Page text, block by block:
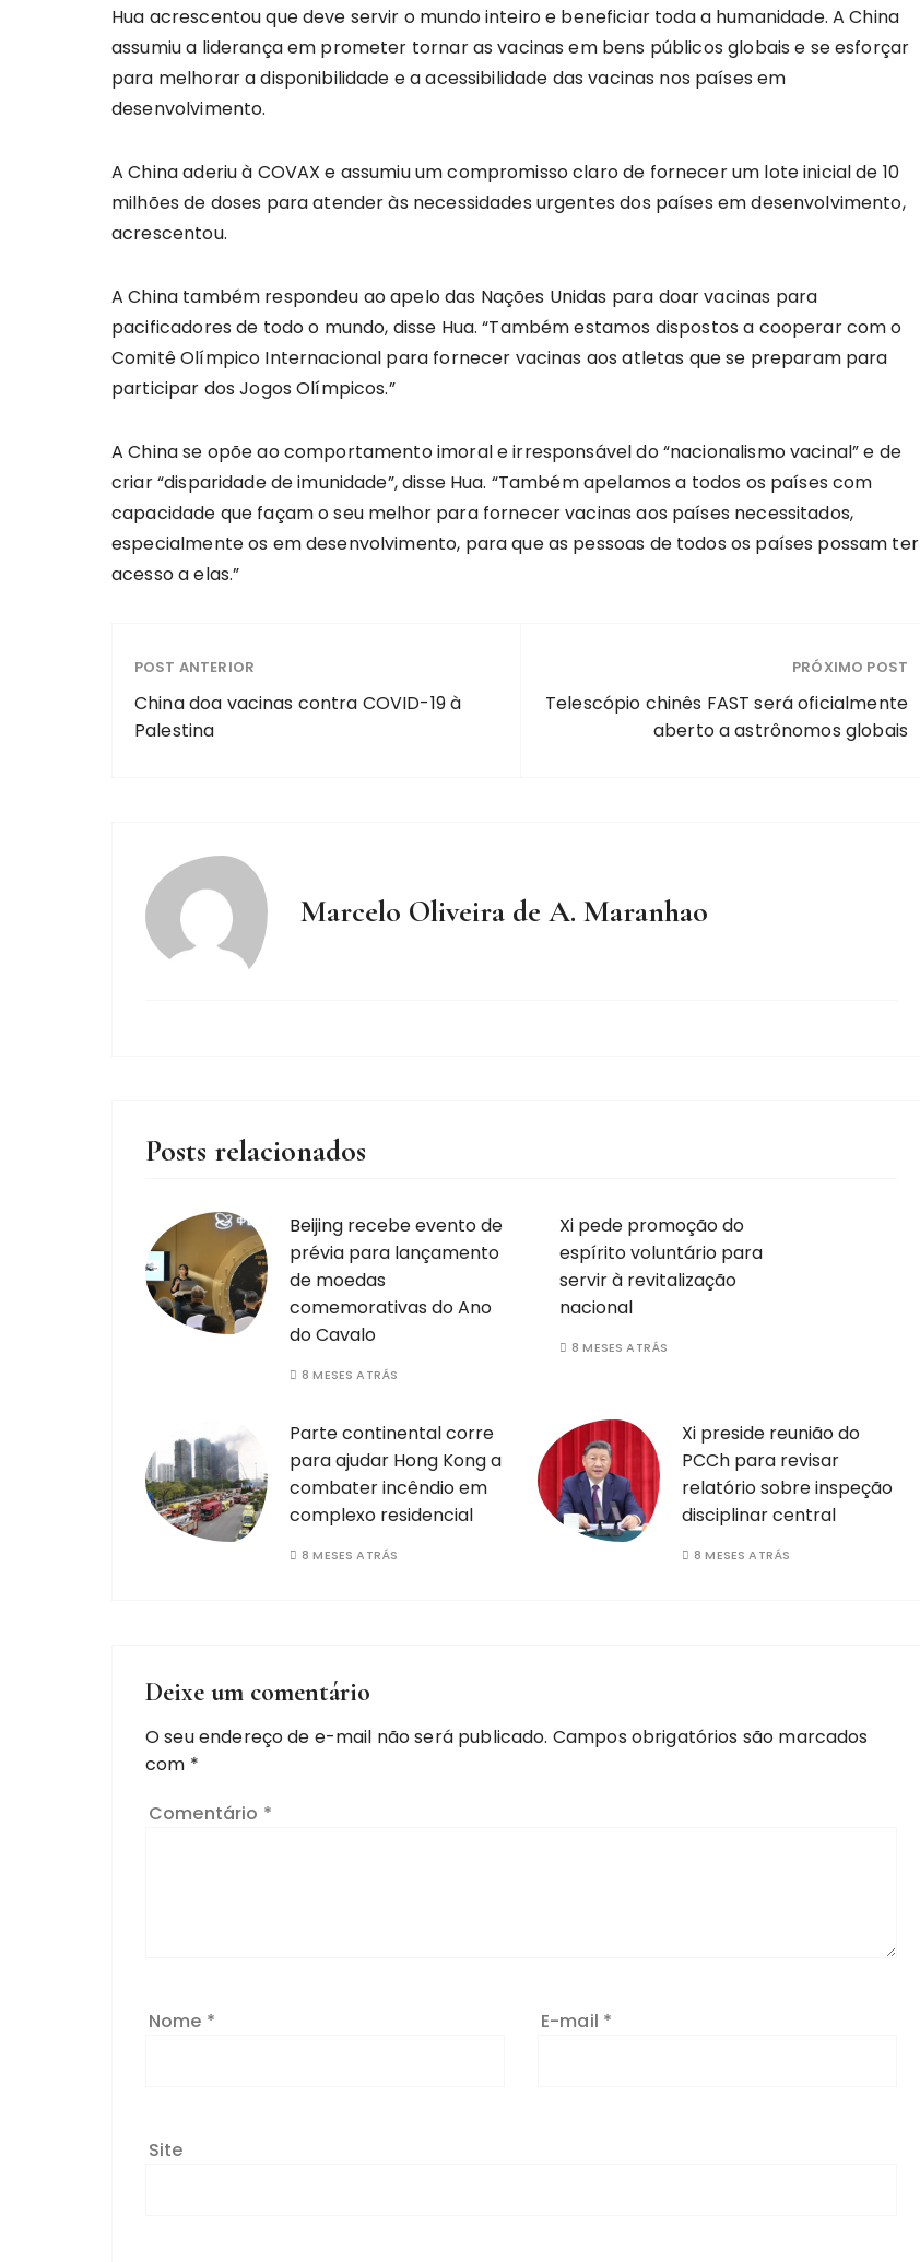
Hua acrescentou que deve servir o mundo inteiro e beneficiar toda a humanidade. A China
assumiu a liderança em prometer tornar as vacinas em bens públicos globais e se esforçar
para melhorar a disponibilidade e a acessibilidade das vacinas nos países em
desenvolvimento.
A China aderiu à COVAX e assumiu um compromisso claro de fornecer um lote inicial de 10
milhões de doses para atender às necessidades urgentes dos países em desenvolvimento,
acrescentou.
A China também respondeu ao apelo das Nações Unidas para doar vacinas para
pacificadores de todo o mundo, disse Hua. “Também estamos dispostos a cooperar com o
Comitê Olímpico Internacional para fornecer vacinas aos atletas que se preparam para
participar dos Jogos Olímpicos.”
A China se opõe ao comportamento imoral e irresponsável do “nacionalismo vacinal” e de
criar “disparidade de imunidade”, disse Hua. “Também apelamos a todos os países com
capacidade que façam o seu melhor para fornecer vacinas aos países necessitados,
especialmente os em desenvolvimento, para que as pessoas de todos os países possam ter
acesso a elas.”
POST ANTERIOR
China doa vacinas contra COVID-19 à
Palestina
PRÓXIMO POST
Telescópio chinês FAST será oficialmente
aberto a astrônomos globais
Marcelo Oliveira de A. Maranhao
Posts relacionados
Beijing recebe evento de
prévia para lançamento
de moedas
comemorativas do Ano
do Cavalo
8 MESES ATRÁS
Xi pede promoção do
espírito voluntário para
servir à revitalização
nacional
8 MESES ATRÁS
Parte continental corre
para ajudar Hong Kong a
combater incêndio em
complexo residencial
8 MESES ATRÁS
Xi preside reunião do
PCCh para revisar
relatório sobre inspeção
disciplinar central
8 MESES ATRÁS
Deixe um comentário
O seu endereço de e-mail não será publicado. Campos obrigatórios são marcados
com *
Comentário *
Nome * E-mail *
Site